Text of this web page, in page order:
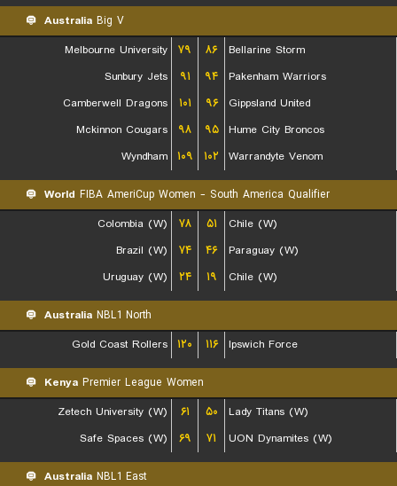
Australia Big V
Melbourne University
۷۹ ۸۶
Bellarine Storm
Sunbury Jets
۹۱ ۹۴
Pakenham Warriors
Camberwell Dragons
۱۰۱ ۹۶
Gippsland United
Mckinnon Cougars
۹۸ ۹۵
Hume City Broncos
Wyndham
۱۰۹ ۱۰۲ Warrandyte Venom
World FIBA AmeriCup Women - South America Qualifier
Colombia (W)
۷۸ ۵۱
Chile (W)
Brazil (W)
۷۴ ۴۶
Paraguay (W)
Uruguay (W)
۲۴ ۱۹ Chile (W)
Australia NBL1 North
Gold Coast Rollers
۱۲۰ ۱۱۶ Ipswich Force
Kenya Premier League Women
Zetech University (W)
۶۱ ۵۰
Lady Titans (W)
Safe Spaces (W)
۶۹ ۷۱ UON Dynamites (W)
Australia NBL1 East